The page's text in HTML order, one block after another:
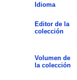
Idioma
Editor de la
colección
Volumen de
la colección